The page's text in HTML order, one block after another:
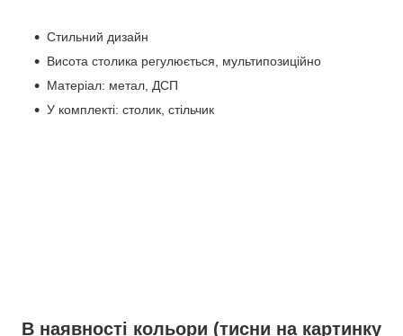
Стильний дизайн
Висота столика регулюється, мультипозиційно
Матеріал: метал, ДСП
У комплекті: столик, стільчик
В наявності кольори (тисни на картинку